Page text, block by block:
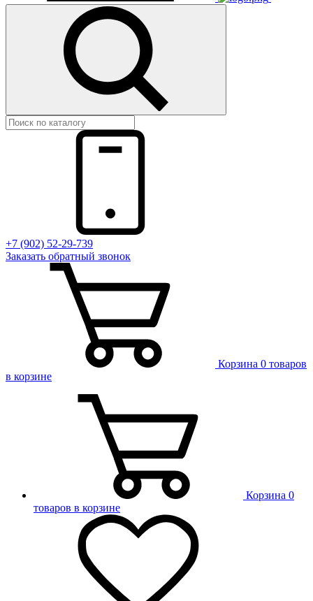
+7 (902) 52-29-739
Заказать обратный звонок
Корзина 0 товаров
в корзине
Корзина 0
товаров в корзине